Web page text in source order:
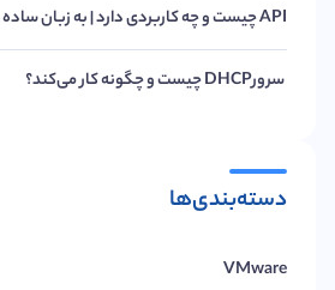
API چیست و چه کاربردی دارد | به زبان ساده
سرورDHCP چیست و چگونه کار می‌کند؟
دسته‌بندی‌ها
VMware